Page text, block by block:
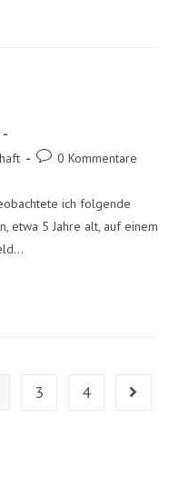
0 Kommentare
ich folgende
etwa 5 Jahre alt, auf einem
3 4